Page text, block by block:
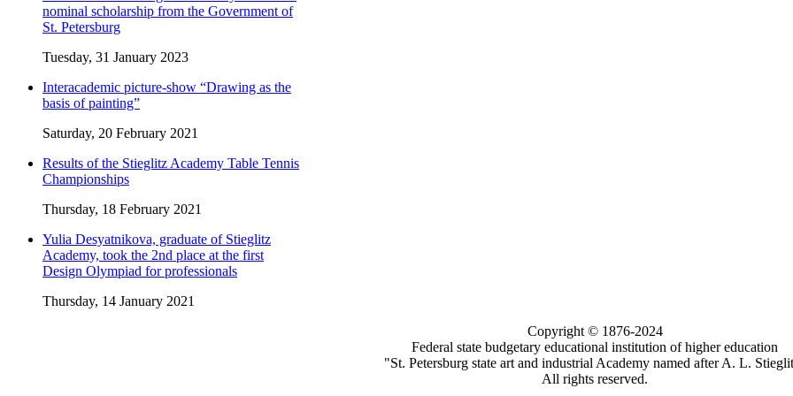
nominal scholarship from the Government of
St. Petersburg
Tuesday, 31 January 2023
Interacademic picture-show “Drawing as the
basis of painting”
Saturday, 20 February 2021
Results of the Stieglitz Academy Table Tennis
Championships
Thursday, 18 February 2021
Yulia Desyatnikova, graduate of Stieglitz
Academy, took the 2nd place at the first
Design Olympiad for professionals
Thursday, 14 January 2021
Copyright © 1876-2024
Federal state budgetary educational institution of higher education
"St. Petersburg state art and industrial Academy named after A. L.
All rights reserved.